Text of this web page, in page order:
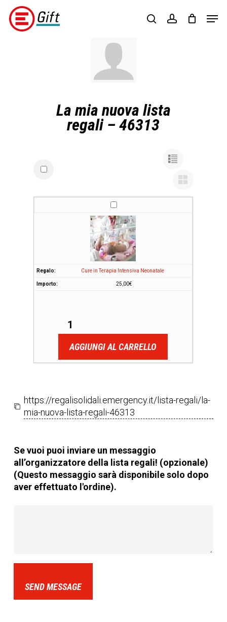
Skip
main
searchaccount
La mia nuova lista
regali – 46313
Cure in Terapia Intensiva Neonatale
25,00€
AGGIUNGI AL CARRELLO
https://regalisolidali.emergency.it/lista-regali/la-
mia-nuova-lista-regali-46313
Se vuoi puoi inviare un messaggio
all’organizzatore della lista regali! (opzionale)
(Questo messaggio sarà disponibile solo dopo
aver effettuato l'ordine).
SEND MESSAGE